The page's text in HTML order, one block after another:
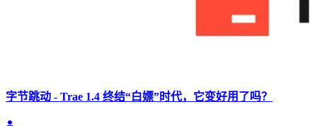
字节跳动 - Trae 1.4 终结“白嫖”时代，它变好用了吗？